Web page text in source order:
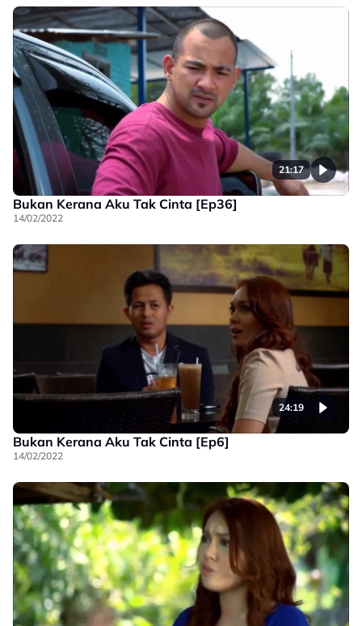
21:17
Bukan Kerana Aku Tak Cinta [Ep36]
14/02/2022
24:19
Bukan Kerana Aku Tak Cinta [Ep6]
14/02/2022